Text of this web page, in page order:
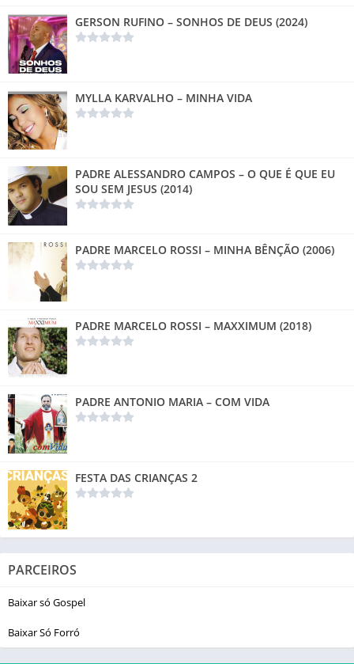
GERSON RUFINO – SONHOS DE DEUS (2024)
MYLLA KARVALHO – MINHA VIDA
PADRE ALESSANDRO CAMPOS – O QUE É QUE EU
SOU SEM JESUS (2014)
PADRE MARCELO ROSSI – MINHA BÊNÇÃO (2006)
PADRE MARCELO ROSSI – MAXXIMUM (2018)
PADRE ANTONIO MARIA – COM VIDA
FESTA DAS CRIANÇAS 2
PARCEIROS
Baixar só Gospel
Baixar Só Forró